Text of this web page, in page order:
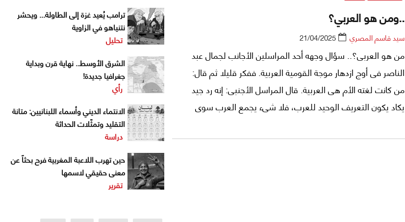
..ومن هو العربي؟
سيد قاسم المصري 21/04/2025
من هو العربى؟.. سؤال وجهه أحد المراسلين الأجانب لجمال عبد
الناصر فى أوج ازدهار موجة القومية العربية. ففكر قليلا ثم قال:
من كانت لغته الأم هى العربية. قال المراسل الأجنبى: إنه رد جيد
يكاد يكون التعريف الوحيد للعرب، فلا شىء يجمع العرب سوى
قالب ثقافى واحد.
ترامب يُعيد غزة إلى الطاولة... ويحشر
نتنياهو في الزاوية
تحليل
الشرق الأوسط.. نهاية قرن وبداية
جغرافيا جديدة!
رأي
الانتماء الديني وأسماء اللبنانيين: متانة
التقليد وتمثّلات الحداثة
دراسة
حين تهرب اللاعبة المغربية فرح بحثاً عن
معنى حقيقي لاسمها
تقرير